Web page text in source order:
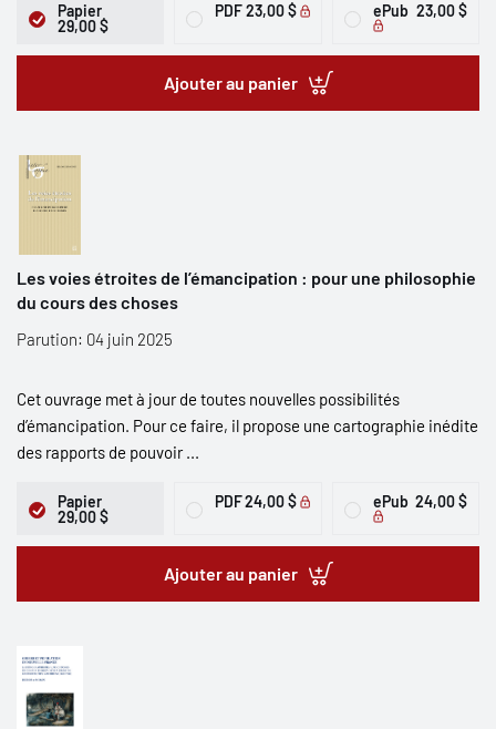
Papier
29,00 $
PDF23,00 $ ePub 23,00 $
Ajouter au panier
Les voies étroites de l’émancipation : pour une philosophie
du cours des choses
Parution: 04 juin 2025
Cet ouvrage met à jour de toutes nouvelles possibilités
d’émancipation. Pour ce faire, il propose une cartographie inédite
des rapports de pouvoir ...
Papier
29,00 $
PDF24,00 $ ePub 24,00 $
Ajouter au panier